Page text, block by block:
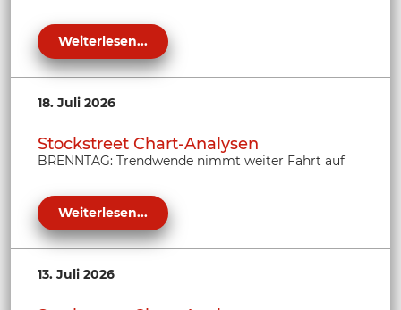
Weiterlesen...
18. Juli 2026
Stockstreet Chart-Analysen
BRENNTAG: Trendwende nimmt weiter Fahrt auf
Weiterlesen...
13. Juli 2026